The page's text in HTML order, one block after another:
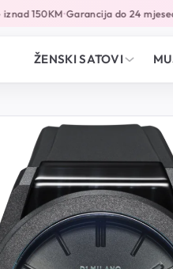
150KM•Garancija do 24 mjeseca
ŽENSKI SATOVI